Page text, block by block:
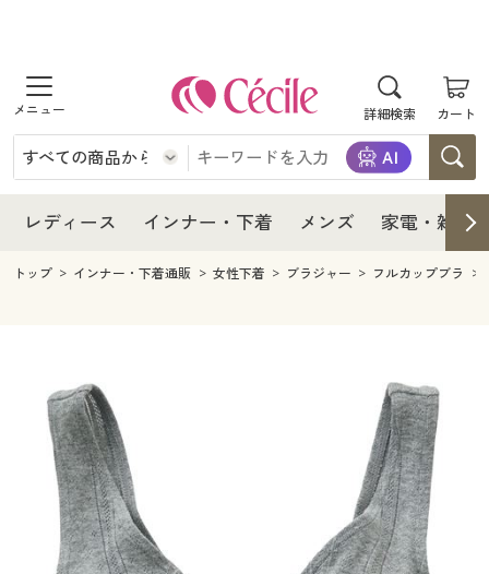
詳細検索 カート
商品を探す
レディース
レディースファッション
インナー・下着
インナー・下着通販すべて
メンズ下着
ジュニア・ティーンズ下着
メンズ
メンズファッション
メンズ下着
家電・雑貨すべて
家電
キッチン・雑貨・日用品
寝具・インテリア・家具
寝具・インテリア・家具通販すべて
家具・収納
美容・健康
美容・健康通販すべて
制服・スクール
レディース インナー・下着 メンズ 家電・雑貨
レディース
レディース通販すべて
レディースファッション
インナー・下着
インナー・下着通販すべて
ジュニア・ティーンズ下着
メンズ
メンズ下着
キッチン・雑貨・日用品
寝具・インテリア・家具通販すべて
家具・収納
寝具・ベッド
カーテン・ラグ・ファブリック
美容・健康
美容・健康通販すべて
美容・健康・サプリメント
制服・スクール
制服・スクールすべて
制服・学生服
大きいサイズ
大きいサイズ通販すべて
バーゲン
トップ インナー・下着通販 女性下着 ブラジャー フルカップブラ